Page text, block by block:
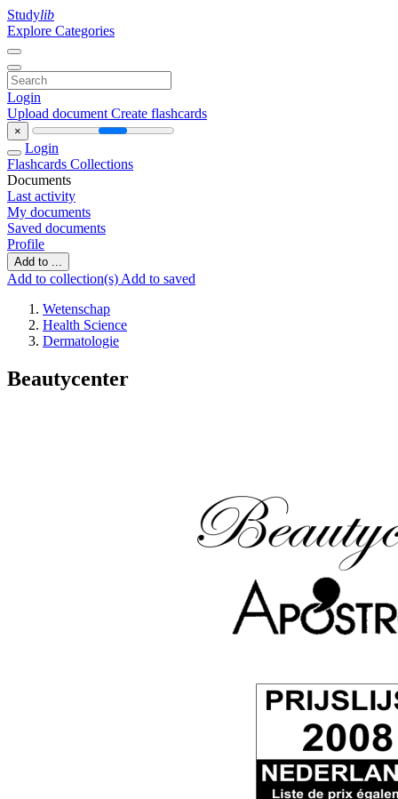
Studylib
Explore Categories
Login
Upload document Create flashcards
×
Login
Flashcards Collections
Documents
Last activity
My documents
Saved documents
Profile
Add to ...
Add to collection(s) Add to saved
Wetenschap
Health Science
Dermatologie
Beautycenter